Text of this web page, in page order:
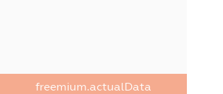
freemium.actualData